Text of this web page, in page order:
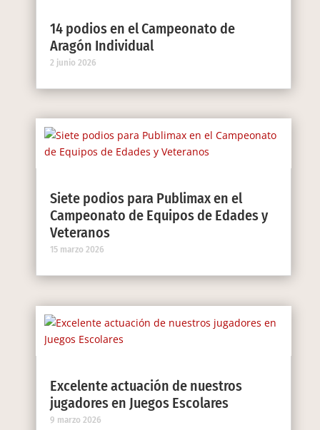
14 podios en el Campeonato de
Aragón Individual
2 junio 2026
Siete podios para Publimax en el
Campeonato de Equipos de Edades y
Veteranos
15 marzo 2026
Excelente actuación de nuestros
jugadores en Juegos Escolares
9 marzo 2026